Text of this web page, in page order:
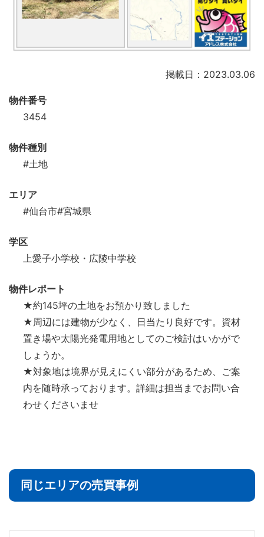
掲載日：2023.03.06
物件番号
3454
物件種別
#土地
エリア
#仙台市#宮城県
学区
上愛子小学校・広陵中学校
物件レポート
★約145坪の土地をお預かり致しました
★周辺には建物が少なく、日当たり良好です。資材
置き場や太陽光発電用地としてのご検討はいかがで
しょうか。
★対象地は境界が見えにくい部分があるため、ご案
内を随時承っております。詳細は担当までお問い合
わせくださいませ
同じエリアの売買事例